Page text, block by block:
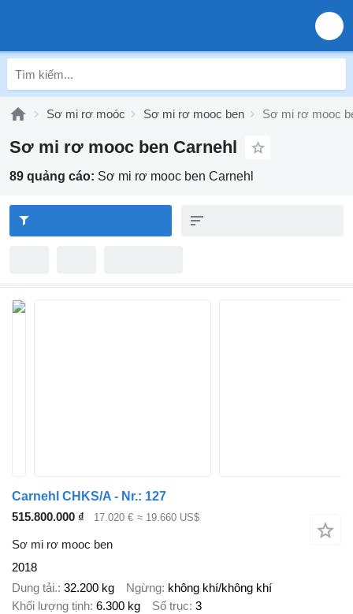
Sơ mi rơ moóc Sơ mi rơ mooc ben Sơ mi rơ mooc
Sơ mi rơ mooc ben Carnehl
89 quảng cáo: Sơ mi rơ mooc ben Carnehl
Carnehl CHKS/A - Nr.: 127
515.800.000 ₫
17.020 € ≈ 19.660 US$
Sơ mi rơ mooc ben
2018
Dung tải. 32.200 kg Ngừng không khí/không khí
Khối lượng tịnh 6.300 kg Số trục 3